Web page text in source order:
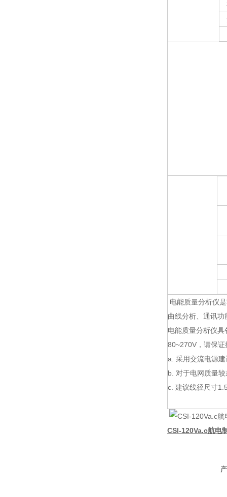
电能质量分析仪
曲线分析、通讯
电能质量分析仪
80~270V，请保
a. 采用交流电源
b. 对于电网质量
c. 建议线径尺寸
CSI-120Va.c航电